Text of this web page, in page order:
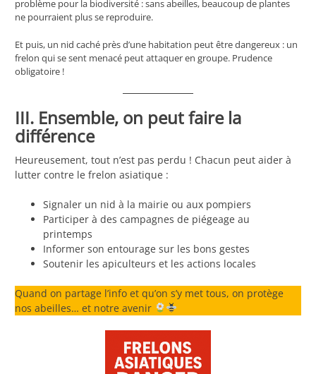
problème pour la biodiversité : sans abeilles, beaucoup de plantes
ne pourraient plus se reproduire.
Et puis, un nid caché près d’une habitation peut être dangereux : un
frelon qui se sent menacé peut attaquer en groupe. Prudence
obligatoire !
III. Ensemble, on peut faire la
différence
Heureusement, tout n’est pas perdu ! Chacun peut aider à
lutter contre le frelon asiatique :
Signaler un nid à la mairie ou aux pompiers
Participer à des campagnes de piégeage au
printemps
Informer son entourage sur les bons gestes
Soutenir les apiculteurs et les actions locales
Quand on partage l’info et qu’on s’y met tous, on protège
nos abeilles… et notre avenir